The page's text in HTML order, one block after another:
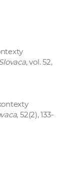
n
c
, vol. 52,
, 52(2), 133-